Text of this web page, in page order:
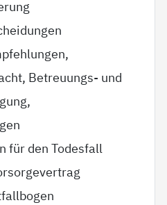
Betreuungs- und
für den Todesfall